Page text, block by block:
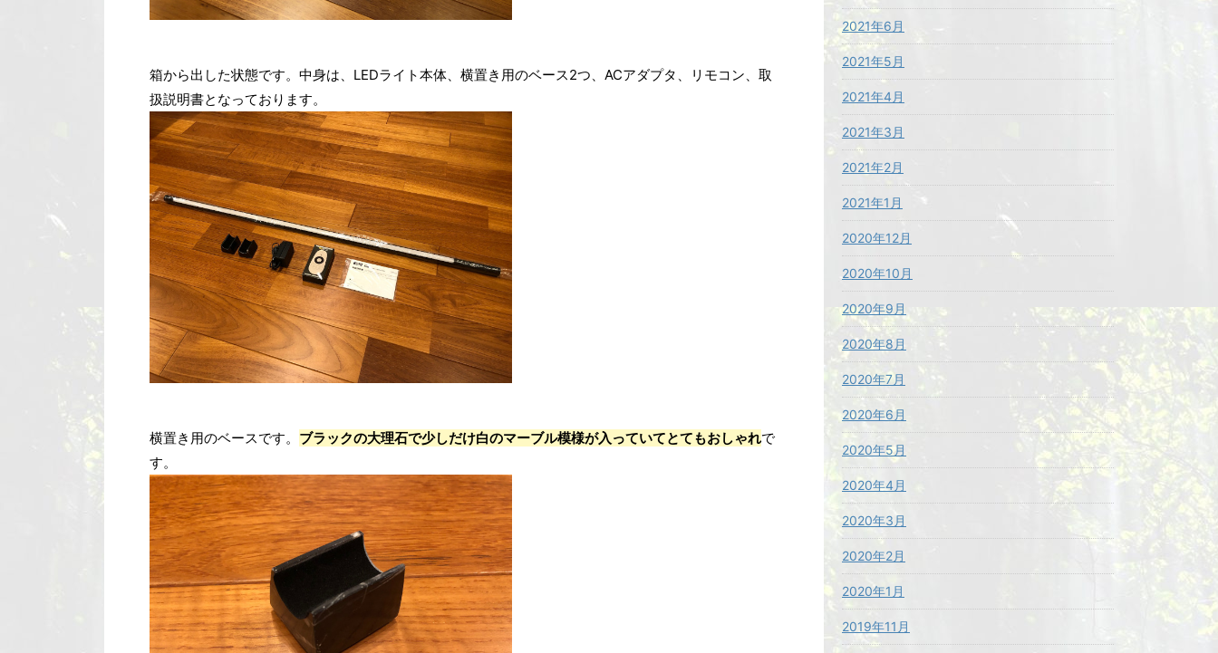
箱から出した状態です。中身は、LEDライト本体、横置き用のベース2つ、ACアダプタ、リモコン、取
扱説明書となっております。
横置き用のベースです。 ブラックの大理石で少しだけ白のマーブル模様が入っていてとてもおしゃれで
す。
2021年6月
2021年5月
2021年4月
2021年3月
2021年2月
2021年1月
2020年12月
2020年10月
2020年9月
2020年8月
2020年7月
2020年6月
2020年5月
2020年4月
2020年3月
2020年2月
2020年1月
2019年11月